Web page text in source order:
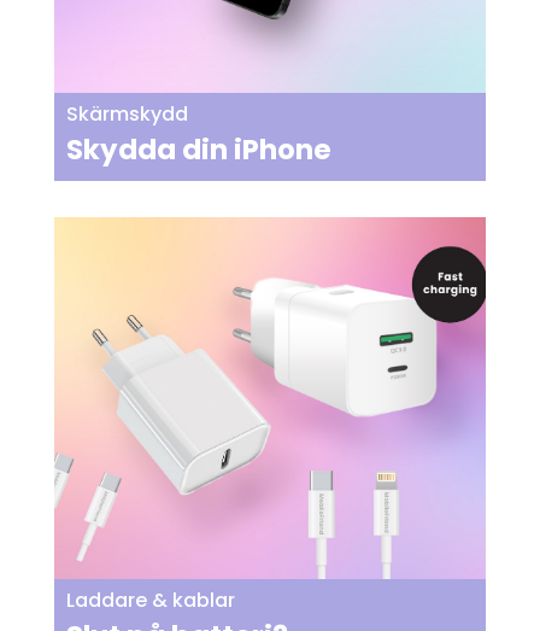
Skärmskydd
Skydda din iPhone
Laddare & kablar